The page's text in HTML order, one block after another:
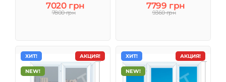
7020 грн
7800 грн
7799 грн
9360 грн
АКЦИЯ!
ХИТ!
NEW!
АКЦИЯ!
ХИТ!
NEW!